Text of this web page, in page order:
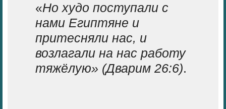
«Но худо поступали с
нами Египтяне и
притесняли нас, и
возлагали на нас работу
тяжёлую» (Дварим 26:6).